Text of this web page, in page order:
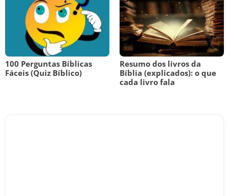
100 Perguntas Bíblicas
Fáceis (Quiz Bíblico)
Resumo dos livros da
Bíblia (explicados): o que
cada livro fala